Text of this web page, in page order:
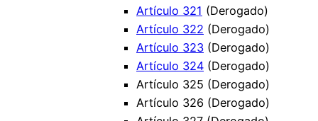
Artículo 321 (Derogado)
Artículo 322 (Derogado)
Artículo 323 (Derogado)
Artículo 324 (Derogado)
Artículo 325 (Derogado)
Artículo 326 (Derogado)